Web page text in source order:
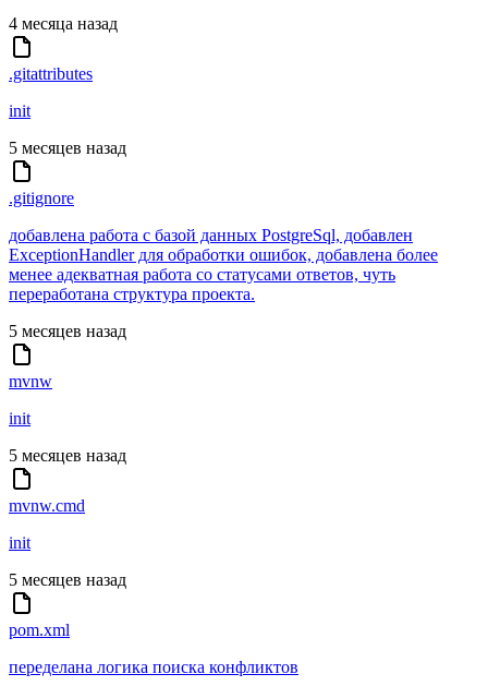
4 месяца назад
.gitattributes
init
5 месяцев назад
.gitignore
добавлена работа с базой данных PostgreSql, добавлен
ExceptionHandler для обработки ошибок, добавлена более
менее адекватная работа со статусами ответов, чуть
переработана структура проекта.
5 месяцев назад
mvnw
init
5 месяцев назад
mvnw.cmd
init
5 месяцев назад
pom.xml
переделана логика поиска конфликтов